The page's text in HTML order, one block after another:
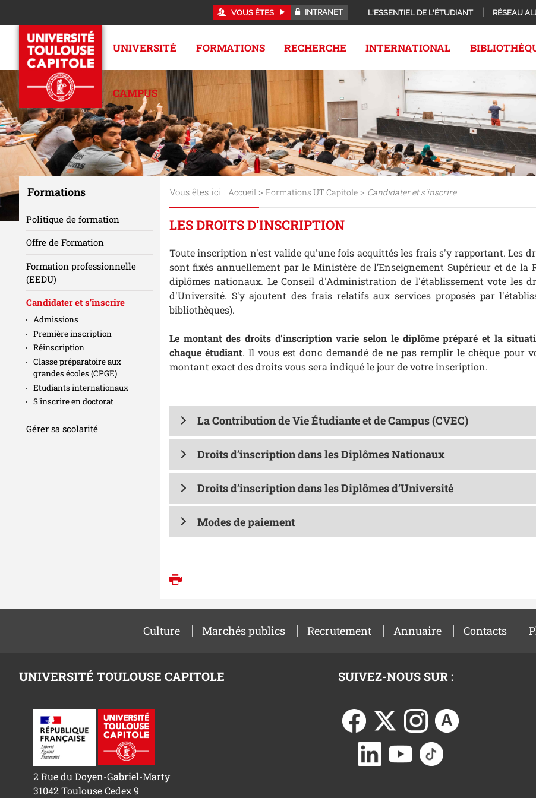
VOUS ÊTES INTRANET L'ESSENTIEL DE L'ÉTUDIANT RÉSEAU
UNIVERSITÉ FORMATIONS RECHERCHE INTERNATIONAL
CAMPUS
Vous êtes ici : Accueil> Formations UT Capitole> Candidater et s'inscrire
LES DROITS D'INSCRIPTION
Toute inscription n'est valide qu'une fois acquittés les frais s'y rapportant. Les
sont fixés annuellement par le Ministère de l’Enseignement Supérieur et de la
diplômes nationaux. Le Conseil d'Administration de l'établissement vote les
d'Université. S'y ajoutent des frais relatifs aux services proposés par
bibliothèques).
Le montant des droits d’inscription varie selon le diplôme préparé et la
chaque étudiant. Il vous est donc demandé de ne pas remplir le chèque pour
montant exact des droits vous sera indiqué le jour de votre inscription.
La Contribution de Vie Étudiante et de Campus (CVEC)
Droits d’inscription dans les Diplômes Nationaux
Droits d’inscription dans les Diplômes d’Université
Modes de paiement
Formations
Politique de formation
Offre de Formation
Formation professionnelle
(EEDU)
Candidater et s'inscrire
Admissions
Première inscription
Réinscription
Classe préparatoire aux
grandes écoles (CPGE)
Etudiants internationaux
S'inscrire en doctorat
Gérer sa scolarité
Culture Marchés publics Recrutement Annuaire Contacts
UNIVERSITÉ TOULOUSE CAPITOLE
2 Rue du Doyen-Gabriel-Marty
31042 Toulouse Cedex 9
SUIVEZ-NOUS SUR :